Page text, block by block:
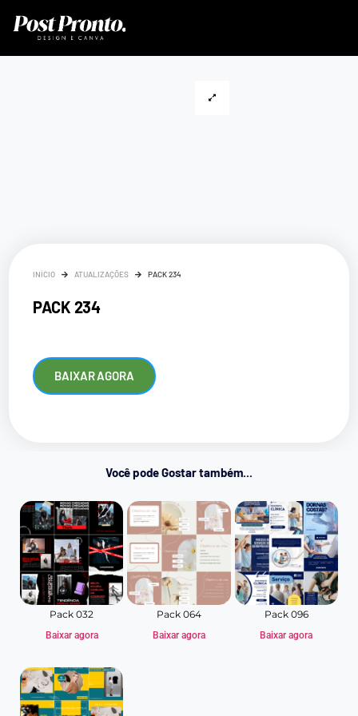
INÍCIO ATUALIZAÇÕES PACK 234
PACK 234
BAIXAR AGORA
Você pode Gostar também...
Pack 032
Baixar agora
Pack 064
Baixar agora
Pack 096
Baixar agora